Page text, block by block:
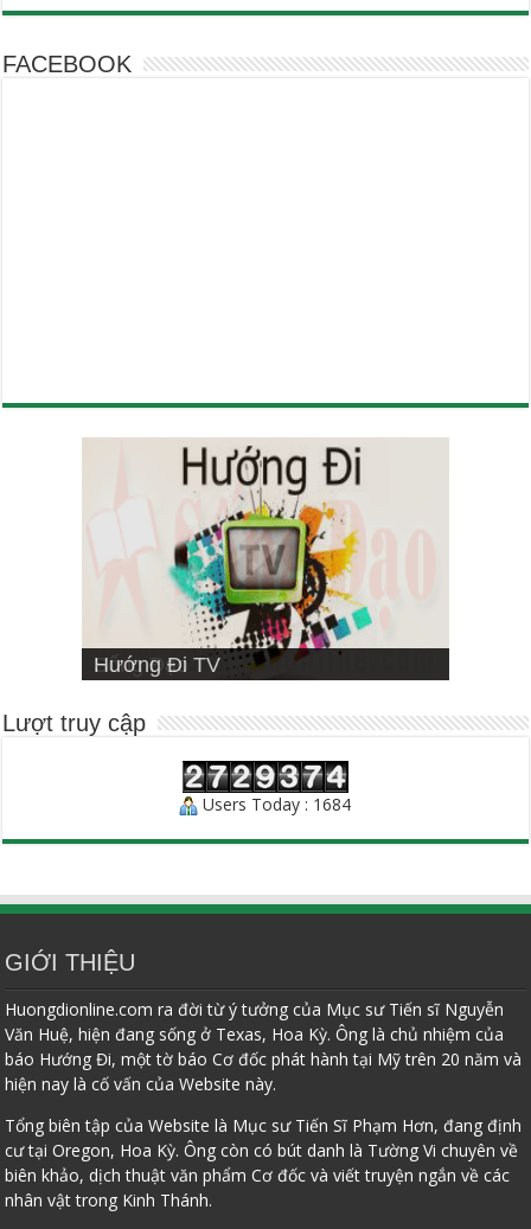
FACEBOOK
Hướng Đi TV
Sống Đạo
VIETNAMESE MISSIONARY
INSTITUTE
Người Chăn Bầy
Lượt truy cập
Users Today : 1684
GIỚI THIỆU
Huongdionline.com ra đời từ ý tưởng của Mục sư Tiến sĩ Nguyễn
Văn Huệ, hiện đang sống ở Texas, Hoa Kỳ. Ông là chủ nhiệm của
báo Hướng Đi, một tờ báo Cơ đốc phát hành tại Mỹ trên 20 năm và
hiện nay là cố vấn của Website này.
Tổng biên tập của Website là Mục sư Tiến Sĩ Phạm Hơn, đang định
cư tại Oregon, Hoa Kỳ. Ông còn có bút danh là Tường Vi chuyên về
biên khảo, dịch thuật văn phẩm Cơ đốc và viết truyện ngắn về các
nhân vật trong Kinh Thánh.